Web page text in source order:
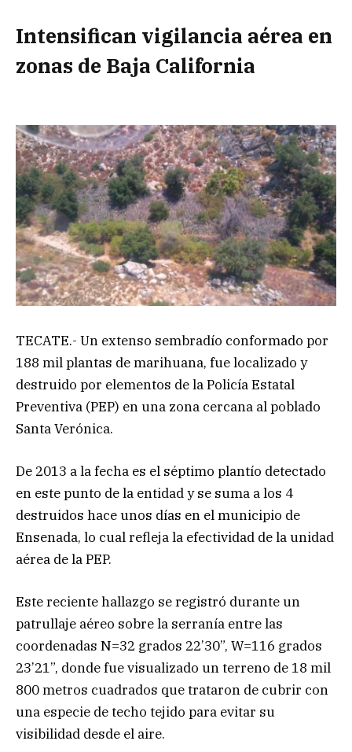
Intensifican vigilancia aérea en
zonas de Baja California
TECATE.- Un extenso sembradío conformado por
188 mil plantas de marihuana, fue localizado y
destruido por elementos de la Policía Estatal
Preventiva (PEP) en una zona cercana al poblado
Santa Verónica.
De 2013 a la fecha es el séptimo plantío detectado
en este punto de la entidad y se suma a los 4
destruidos hace unos días en el municipio de
Ensenada, lo cual refleja la efectividad de la unidad
aérea de la PEP.
Este reciente hallazgo se registró durante un
patrullaje aéreo sobre la serranía entre las
coordenadas N=32 grados 22’30”, W=116 grados
23’21”, donde fue visualizado un terreno de 18 mil
800 metros cuadrados que trataron de cubrir con
una especie de techo tejido para evitar su
visibilidad desde el aire.